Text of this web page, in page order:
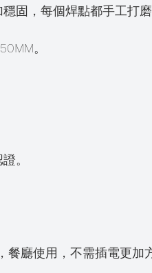
固，每個焊點都手工打
。
。
廳使用，不需插電更加